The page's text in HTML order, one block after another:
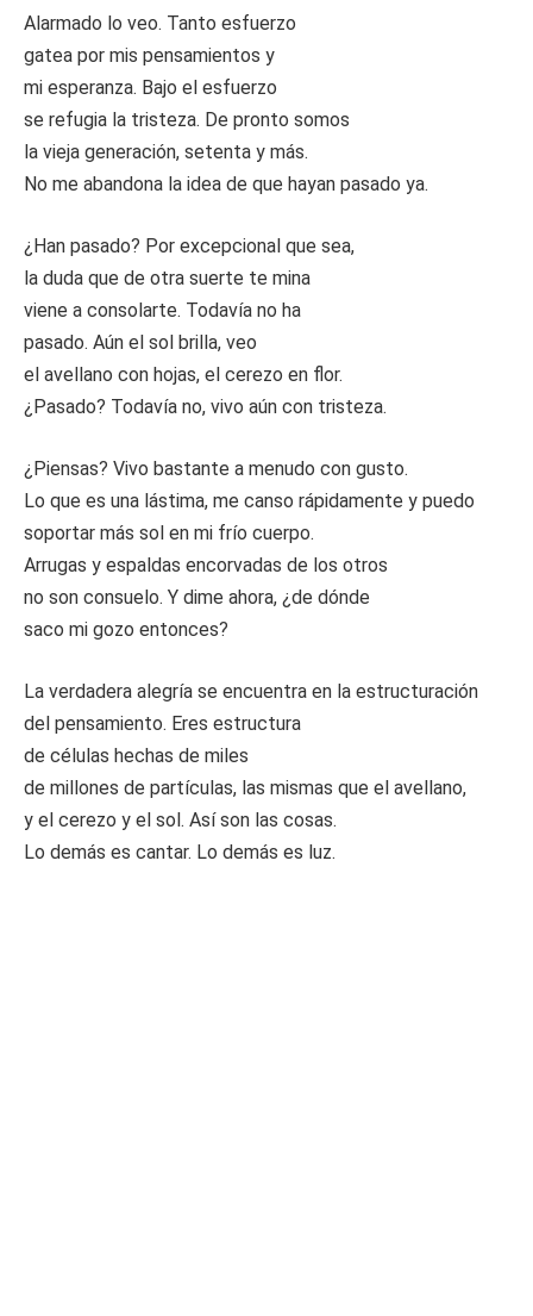
Alarmado lo veo. Tanto esfuerzo
gatea por mis pensamientos y
mi esperanza. Bajo el esfuerzo
se refugia la tristeza. De pronto somos
la vieja generación, setenta y más.
No me abandona la idea de que hayan pasado ya.
¿Han pasado? Por excepcional que sea,
la duda que de otra suerte te mina
viene a consolarte. Todavía no ha
pasado. Aún el sol brilla, veo
el avellano con hojas, el cerezo en flor.
¿Pasado? Todavía no, vivo aún con tristeza.
¿Piensas? Vivo bastante a menudo con gusto.
Lo que es una lástima, me canso rápidamente y puedo
soportar más sol en mi frío cuerpo.
Arrugas y espaldas encorvadas de los otros
no son consuelo. Y dime ahora, ¿de dónde
saco mi gozo entonces?
La verdadera alegría se encuentra en la estructuración
del pensamiento. Eres estructura
de células hechas de miles
de millones de partículas, las mismas que el avellano,
y el cerezo y el sol. Así son las cosas.
Lo demás es cantar. Lo demás es luz.